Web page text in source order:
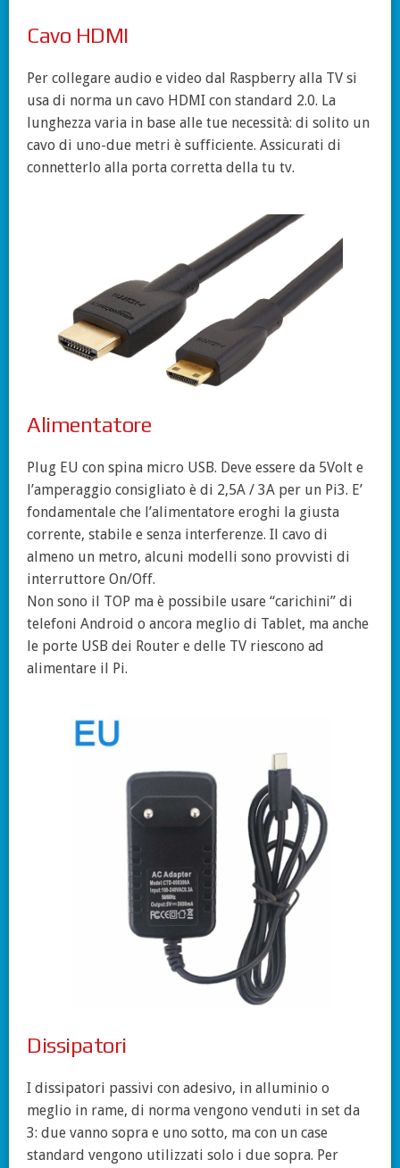
Cavo HDMI
Per collegare audio e video dal Raspberry alla TV si
usa di norma un cavo HDMI con standard 2.0. La
lunghezza varia in base alle tue necessità: di solito un
cavo di uno-due metri è sufficiente. Assicurati di
connetterlo alla porta corretta della tu tv.
Alimentatore
Plug EU con spina micro USB. Deve essere da 5Volt e
l’amperaggio consigliato è di 2,5A / 3A per un Pi3. E’
fondamentale che l’alimentatore eroghi la giusta
corrente, stabile e senza interferenze. Il cavo di
almeno un metro, alcuni modelli sono provvisti di
interruttore On/Off.
Non sono il TOP ma è possibile usare “carichini” di
telefoni Android o ancora meglio di Tablet, ma anche
le porte USB dei Router e delle TV riescono ad
alimentare il Pi.
Dissipatori
I dissipatori passivi con adesivo, in alluminio o
meglio in rame, di norma vengono venduti in set da
3: due vanno sopra e uno sotto, ma con un case
standard vengono utilizzati solo i due sopra. Per